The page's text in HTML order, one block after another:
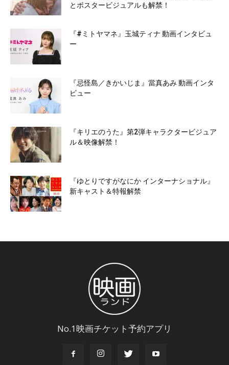
とポスタービジュアルも解禁！
『#ミトヤマネ』玉城ティナ 動画インタビュ
ー
『忌怪島／きかいじま』當真あみ 動画インタ
ビュー
『キリエのうた』第2弾キャラクタービジュア
ル＆映像解禁！
『ゆとりですがなにか インターナショナル』
新キャスト＆特報解禁
No.1映画チケット予約アプリ